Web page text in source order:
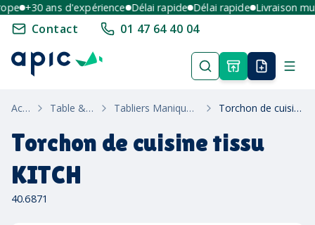
+30 ans d'expérience Délai rapide Délai rapide Livraison
Contact 01 47 64 40 04
Accueil Table & Maison Tabliers Maniques & Linge De Table Torchon de cuisine tissu KITCH
Torchon de cuisine tissu
KITCH
40.6871